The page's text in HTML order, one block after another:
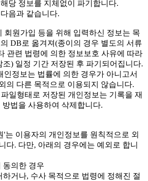
당 정보를 지체없이 파기합니다.
음과 같습니다.
회원가입 등을 위해 입력하신 정보는 목
DB로 옮겨져(종이의 경우 별도의 서류
관련 법령에 의한 정보보호 사유에 따라
) 일정 기간 저장된 후 파기되어집니다.
인정보는 법률에 의한 경우가 아니고서
의 다른 목적으로 이용되지 않습니다.
일형태로 저장된 개인정보는 기록을 재
법을 사용하여 삭제합니다.
는 이용자의 개인정보를 원칙적으로 외
다. 다만, 아래의 경우에는 예외로 합니
동의한 경우
거나, 수사 목적으로 법령에 정해진 절